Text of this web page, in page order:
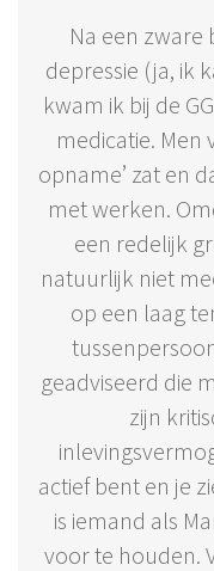
Na een
depressie (ja, ik
kwam ik bij de
medicatie. Men
opname’ zat en
met werken.
een redelijk
natuurlijk niet
op een laag
geadviseerd die
zijn
actief bent en je
is iemand als
voor te houden.